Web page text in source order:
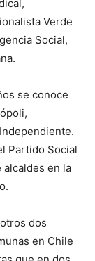
Verde
Social,
se conoce
Partido Social
en la
dos
en Chile